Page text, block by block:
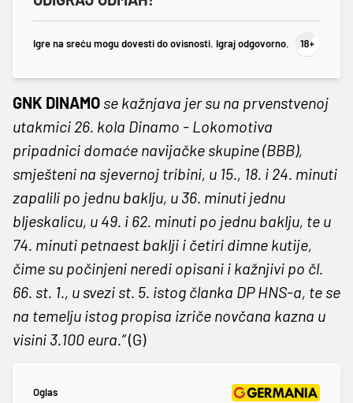
Igre na sreću mogu dovesti do ovisnosti. Igraj odgovorno.
GNK DINAMO se kažnjava jer su na prvenstvenoj
utakmici 26. kola Dinamo - Lokomotiva
pripadnici domaće navijačke skupine (BBB),
smješteni na sjevernoj tribini, u 15., 18. i 24. minuti
zapalili po jednu baklju, u 36. minuti jednu
bljeskalicu, u 49. i 62. minuti po jednu baklju, te u
74. minuti petnaest baklji i četiri dimne kutije,
čime su počinjeni neredi opisani i kažnjivi po čl.
66. st. 1., u svezi st. 5. istog članka DP HNS-a, te se
na temelju istog propisa izriče novčana kazna u
visini 3.100 eura.”(G)
Oglas